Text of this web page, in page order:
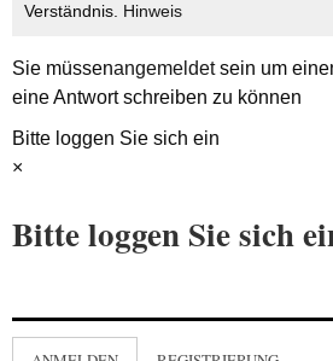
Verständnis. Hinweis
Sie müssenangemeldetsein um
eine Antwort schreiben zu können
Bitte loggen Sie sich ein
×
Bitte loggen Sie sich